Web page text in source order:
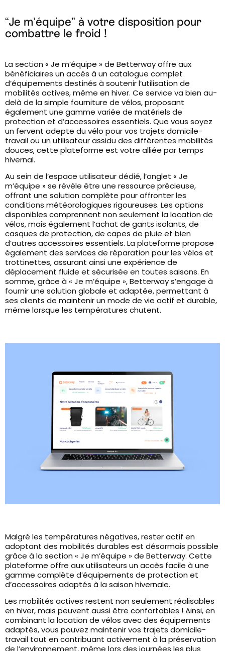
“Je m’équipe” à votre disposition pour
combattre le froid !
La section « Je m’équipe » de Betterway offre aux
bénéficiaires un accès à un catalogue complet
d’équipements destinés à soutenir l’utilisation de
mobilités actives, même en hiver. Ce service va bien au-
delà de la simple fourniture de vélos, proposant
également une gamme variée de matériels de
protection et d’accessoires essentiels. Que vous soyez
un fervent adepte du vélo pour vos trajets domicile-
travail ou un utilisateur assidu des différentes mobilités
douces, cette plateforme est votre alliée par temps
hivernal.
Au sein de l’espace utilisateur dédié, l’onglet « Je
m’équipe » se révèle être une ressource précieuse,
offrant une solution complète pour affronter les
conditions météorologiques rigoureuses. Les options
disponibles comprennent non seulement la location de
vélos, mais également l’achat de gants isolants, de
casques de protection, de capes de pluie et bien
d’autres accessoires essentiels. La plateforme propose
également des services de réparation pour les vélos et
trottinettes, assurant ainsi une expérience de
déplacement fluide et sécurisée en toutes saisons. En
somme, grâce à « Je m’équipe », Betterway s’engage à
fournir une solution globale et adaptée, permettant à
ses clients de maintenir un mode de vie actif et durable,
même lorsque les températures chutent.
Malgré les températures négatives, rester actif en
adoptant des mobilités durables est désormais possible
grâce à la section « Je m’équipe » de Betterway. Cette
plateforme offre aux utilisateurs un accès facile à une
gamme complète d’équipements de protection et
d’accessoires adaptés à la saison hivernale.
Les mobilités actives restent non seulement réalisables
en hiver, mais peuvent aussi être confortables !Ainsi, en
combinant la location de vélos avec des équipements
adaptés, vous pouvez maintenir vos trajets domicile-
travail tout en contribuant activement à la préservation
de l’environnement, même lors des journées les plus